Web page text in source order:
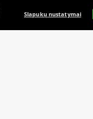
Slapukų nustatymai